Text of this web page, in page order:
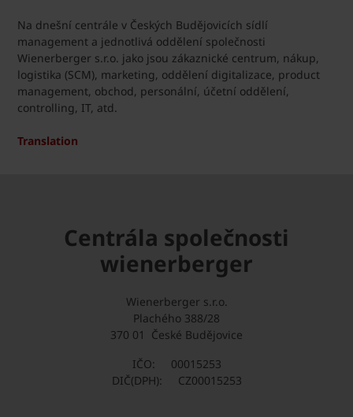
Na dnešní centrále v Českých Budějovicích sídlí
management a jednotlivá oddělení společnosti
Wienerberger s.r.o. jako jsou zákaznické centrum, nákup,
logistika (SCM), marketing, oddělení digitalizace, product
management, obchod, personální, účetní oddělení,
controlling, IT, atd.
Translation
Centrála společnosti
wienerberger
Wienerberger s.r.o.
Plachého 388/28
370 01 České Budějovice
IČO: 00015253
DIČ(DPH): CZ00015253